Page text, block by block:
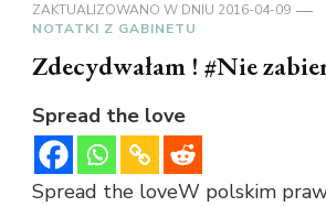
ZAKTUALIZOWANO W DNIU 2016-04-09
NOTATKI Z GABINETU
Zdecydwałam ! #Nie
Spread the love
Spread the loveW polskim